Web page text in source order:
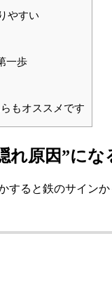
やすい
一歩
もオススメです
れ原因”にな
すると鉄のサインか